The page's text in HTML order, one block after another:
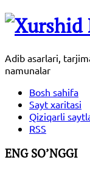
Adib asarlari,
namunalar
Bosh sahifa
Sayt xaritasi
Qiziqarli
RSS
ENG SO’NGGI